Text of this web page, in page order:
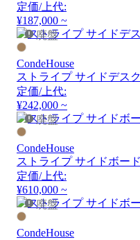
定価/上代:
¥187,000 ~
廃盤
CondeHouse
ストライプ サイドデス
定価/上代:
¥242,000 ~
廃盤
CondeHouse
ストライプ サイドボー
定価/上代:
¥610,000 ~
廃盤
CondeHouse